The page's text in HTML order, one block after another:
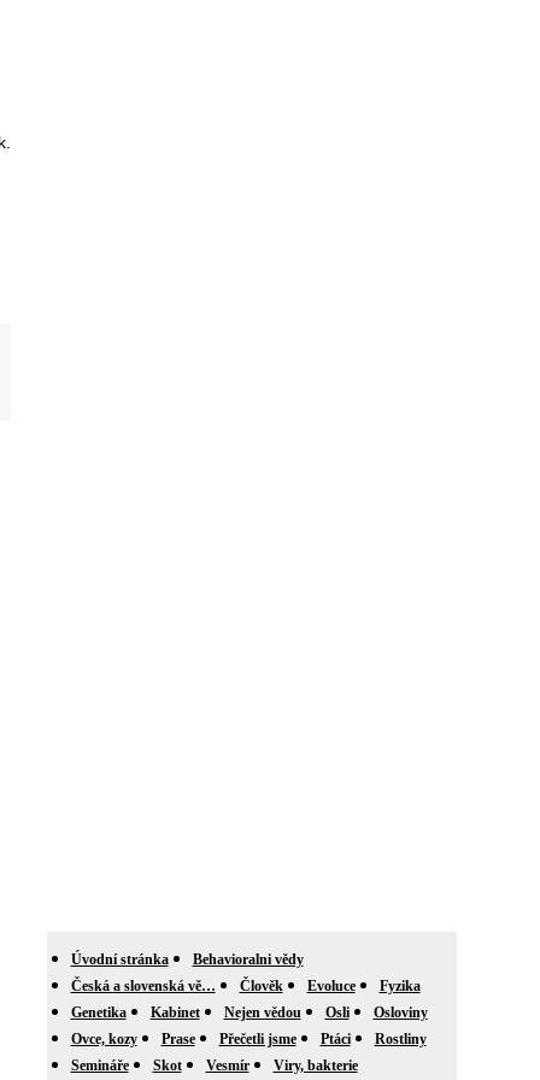
Úvodní stránka
Behavioralni vědy
Česká a slovenská vě…
Člověk Evoluce
Fyzika
Genetika
Kabinet Nejen vědou Osli
Osloviny
Ovce, kozy
Prase Přečetli jsme Ptáci
Rostliny
Semináře
Skot Vesmír
Viry, bakterie